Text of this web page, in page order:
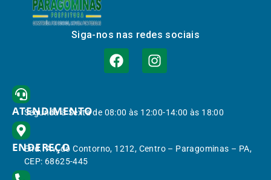
Siga-nos nas redes sociais
ATENDIMENTO
Segunda à Sexta de 08:00 às 12:00-14:00 às 18:00
ENDEREÇO
End.: Av. do Contorno, 1212, Centro – Paragominas – PA,
CEP: 68625-445